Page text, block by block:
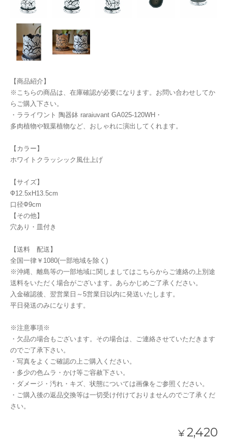
【商品紹介】
※こちらの商品は、在庫確認が必要になります。お問い合わせしてか
らご購入下さい。
・ラライワント 陶器鉢 raraiuvant GA025-120WH・
多肉植物や観葉植物など、おしゃれに演出してくれます。
【カラー】
ホワイトクラッシック風仕上げ
【サイズ】
Ф12.5xH13.5cm
口径Ф9cm
【その他】
穴あり・皿付き
【送料 配送】
全国一律￥1080(一部地域を除く)
※沖縄、離島等の一部地域に関しましてはこちらからご連絡の上別途
送料をいただく場合がございます。あらかじめご了承ください。
入金確認後、翌営業日～5営業日以内に発送いたします。
平日発送のみになります。
※注意事項※
・欠品の場合もございます。その場合は、ご連絡させていただきます
のでご了承下さい。
・写真をよくご確認の上ご購入ください。
・多少の色ムラ・かけ等ご容赦下さい。
・ダメージ・汚れ・キズ、状態については画像をご参照ください。
・ご購入後の返品交換等は一切受け付けておりませんのでご了承くだ
さい。
¥2,420